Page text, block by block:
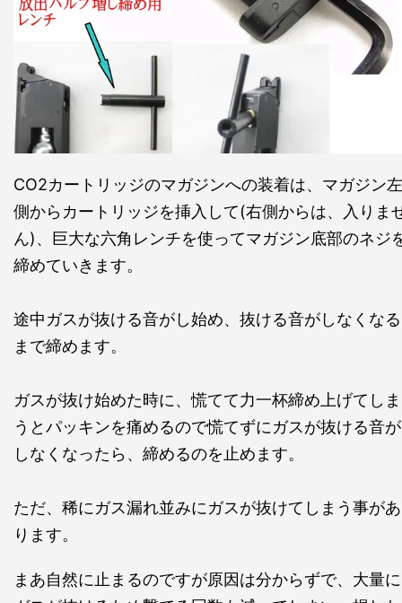
CO2カートリッジのマガジンへの装着は、マガジン左
側からカートリッジを挿入して(右側からは、入りま
ん)、巨大な六角レンチを使ってマガジン底部のネジ
締めていきます。
途中ガスが抜ける音がし始め、抜ける音がしなくなる
まで締めます。
ガスが抜け始めた時に、慌てて力一杯締め上げてしま
うとパッキンを痛めるので慌てずにガスが抜ける音が
しなくなったら、締めるのを止めます。
ただ、稀にガス漏れ並みにガスが抜けてしまう事があ
ります。
まあ自然に止まるのですが原因は分からずで、大量に